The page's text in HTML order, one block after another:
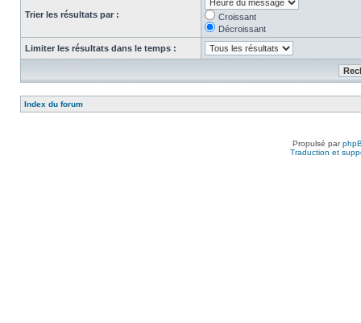
Trier les résultats par :
Croissant
Décroissant
Limiter les résultats dans le temps :
Index du forum
Propulsé par
Traduction et